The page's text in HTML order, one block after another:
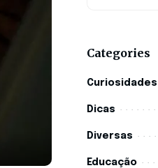
Categories
Curiosidades
Dicas
Diversas
Educação